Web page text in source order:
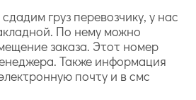
груз перевозчику, у нас
По нему можно
заказа. Этот номер
Также информация
почту и в смс